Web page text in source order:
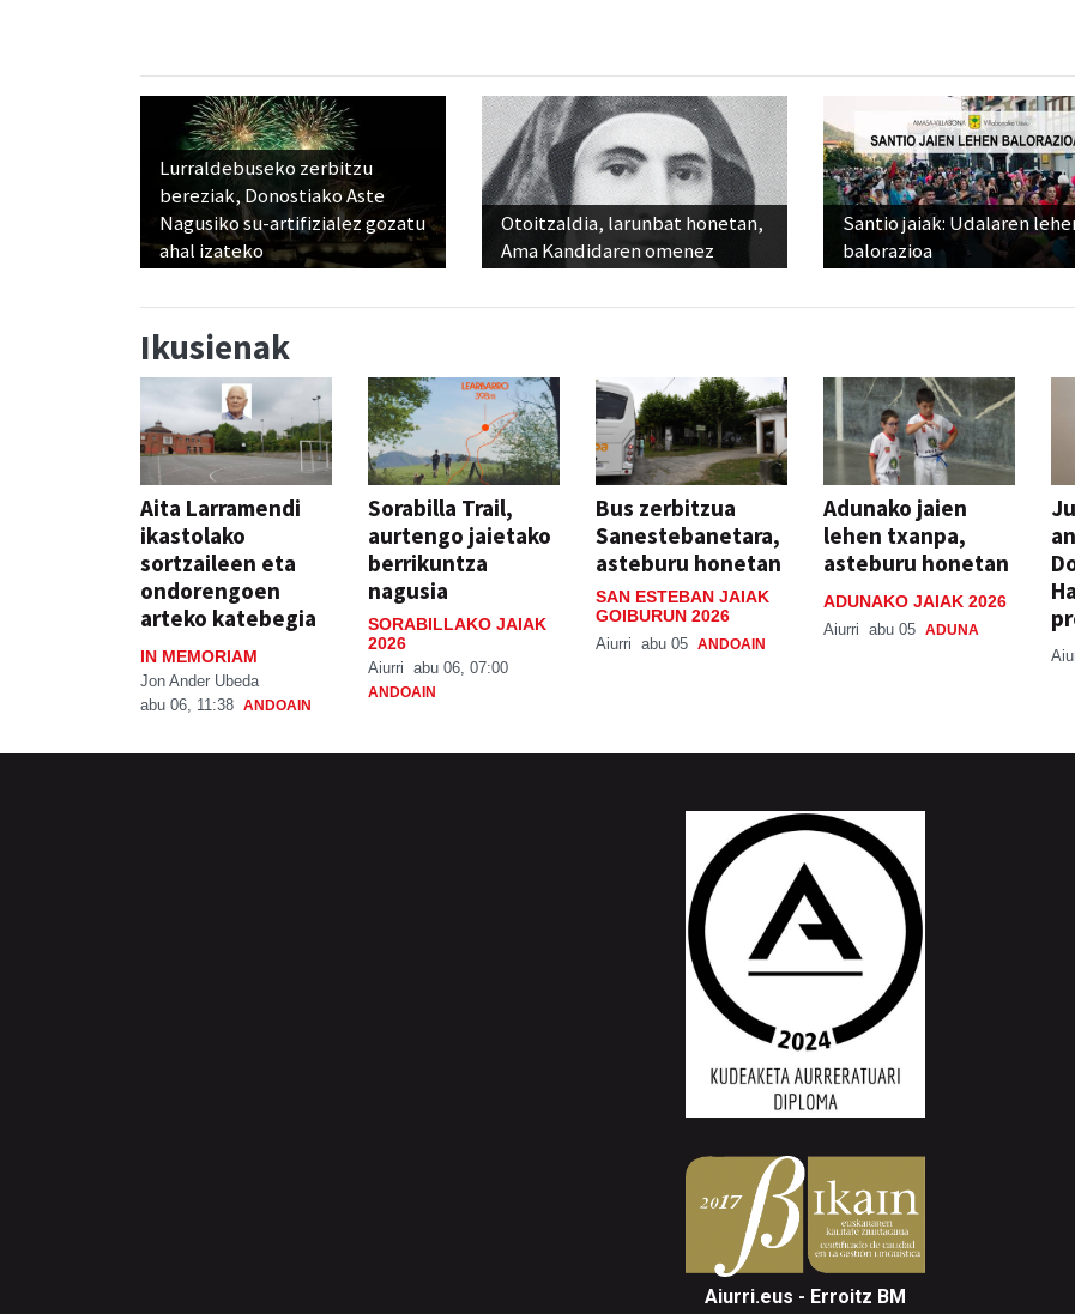
Lurraldebuseko zerbitzu
bereziak, Donostiako Aste
Nagusiko su-artifizialez gozatu
ahal izateko
Otoitzaldia, larunbat honetan,
Ama Kandidaren omenez
Santio jaiak: Udalaren
balorazioa
Ikusienak
Aita Larramendi
ikastolako
sortzaileen eta
ondorengoen
arteko katebegia
IN MEMORIAM
Jon Ander Ubeda
abu 06, 11:38 ANDOAIN
Sorabilla Trail,
aurtengo jaietako
berrikuntza
nagusia
SORABILLAKO JAIAK
2026
Aiurri abu 06, 07:00
ANDOAIN
Bus zerbitzua
Sanestebanetara,
asteburu honetan
SAN ESTEBAN JAIAK
GOIBURUN 2026
Aiurri abu 05 ANDOAIN
Adunako jaien
lehen txanpa,
asteburu honetan
ADUNAKO JAIAK 2026
Aiurri abu 05 ADUNA
Aiurri.eus - Erroitz BM